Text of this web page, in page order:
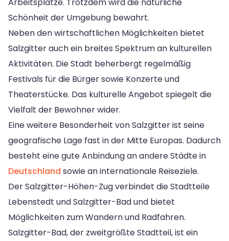
Schönheit der Umgebung bewahrt.
Neben den wirtschaftlichen Möglichkeiten bietet
Salzgitter auch ein breites Spektrum an kulturellen
Aktivitäten. Die Stadt beherbergt regelmäßig
Festivals für die Bürger sowie Konzerte und
Theaterstücke. Das kulturelle Angebot spiegelt die
Vielfalt der Bewohner wider.
Eine weitere Besonderheit von Salzgitter ist seine
geografische Lage fast in der Mitte Europas. Dadurch
besteht eine gute Anbindung an andere Städte in
Deutschland sowie an internationale Reiseziele.
Der Salzgitter-Höhen-Zug verbindet die Stadtteile
Lebenstedt und Salzgitter-Bad und bietet
Möglichkeiten zum Wandern und Radfahren.
Salzgitter-Bad, der zweitgrößte Stadtteil, ist ein